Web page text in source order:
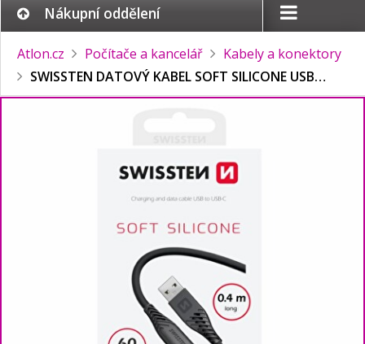
Nákupní oddělení
Atlon.cz Počítače a kancelář
Kabely a konektory
SWISSTEN DATOVÝ KABEL SOFT SILICONE USB…